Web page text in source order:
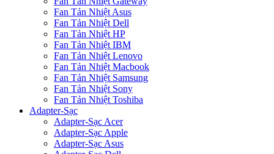
Fan Tản Nhiệt Asus
Fan Tản Nhiệt Dell
Fan Tản Nhiệt HP
Fan Tản Nhiệt IBM
Fan Tản Nhiệt Lenovo
Fan Tản Nhiệt Macbook
Fan Tản Nhiệt Samsung
Fan Tản Nhiệt Sony
Fan Tản Nhiệt Toshiba
Adapter-Sạc
Adapter-Sạc Acer
Adapter-Sạc Apple
Adapter-Sạc Asus